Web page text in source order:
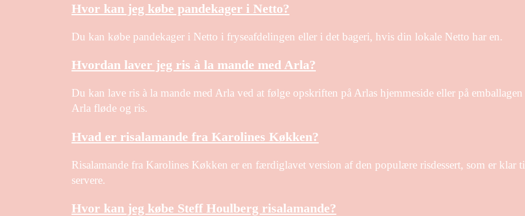
Hvor kan jeg købe pandekager i Netto?
Du kan købe pandekager i Netto i fryseafdelingen eller i det bageri, hvis din lokale Netto har en.
Hvordan laver jeg ris à la mande med Arla?
Du kan lave ris à la mande med Arla ved at følge opskriften på Arlas hjemmeside eller på emballagen
Arla fløde og ris.
Hvad er risalamande fra Karolines Køkken?
Risalamande fra Karolines Køkken er en færdiglavet version af den populære risdessert, som er klar
servere.
Hvor kan jeg købe Steff Houlberg risalamande?